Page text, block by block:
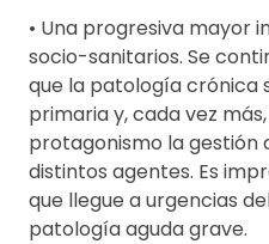
• Una progresiva mayor
socio-sanitarios. Se
que la patología crónica
primaria y, cada vez
protagonismo la gestión
distintos agentes. Es
que llegue a urgencias
patología aguda grave.